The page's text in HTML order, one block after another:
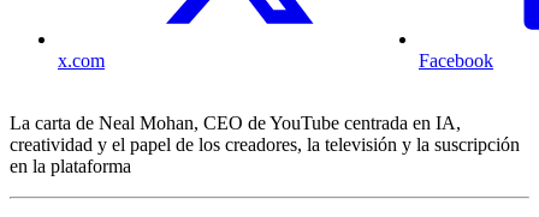
x.com Facebook
La carta de Neal Mohan, CEO de YouTube centrada en IA,
creatividad y el papel de los creadores, la televisión y la suscripción
en la plataforma